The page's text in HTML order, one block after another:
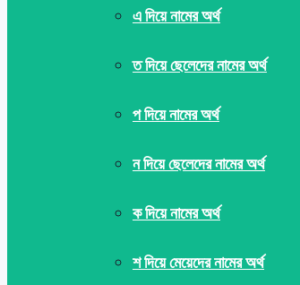
এ দিয়ে নামের অর্থ
ত দিয়ে ছেলেদের নামের অর্থ
প দিয়ে নামের অর্থ
ন দিয়ে ছেলেদের নামের অর্থ
ক দিয়ে নামের অর্থ
শ দিয়ে মেয়েদের নামের অর্থ